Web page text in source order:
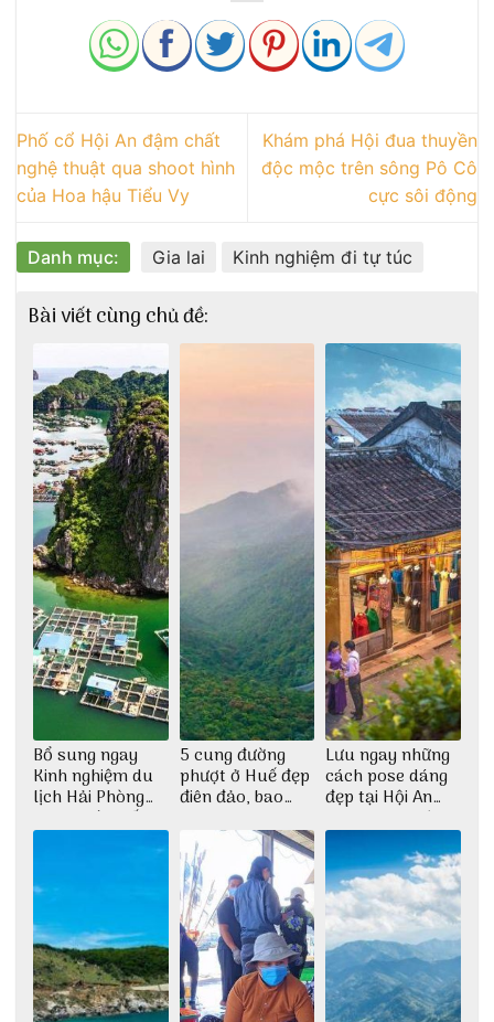
Phố cổ Hội An đậm chất
nghệ thuật qua shoot hình
của Hoa hậu Tiểu Vy
Khám phá Hội đua thuyền
độc mộc trên sông Pô Cô
cực sôi động
Danh mục: Gia lai Kinh nghiệm đi tự túc
Bài viết cùng chủ đề:
Bổ sung ngay
Kinh nghiệm du
lịch Hải Phòng
2022 mới nhất
5 cung đường
phượt ở Huế đẹp
điên đảo, bao
dịch
Lưu ngay những
cách pose dáng
đẹp tại Hội An
cho dân nghiện
sống ảo